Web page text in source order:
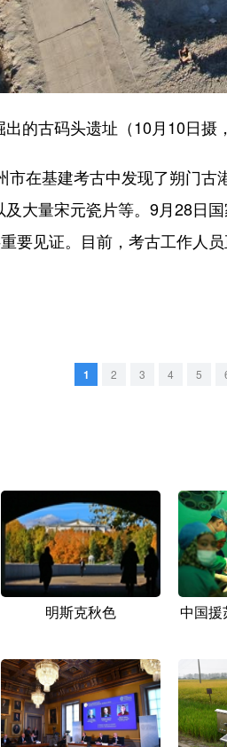
古码头遗址（10月10日摄，
在基建考古中发现了朔门古
大量宋元瓷片等。9月28日
要见证。目前，考古工作人
1 2 3 4 5
明斯克秋色
中国援